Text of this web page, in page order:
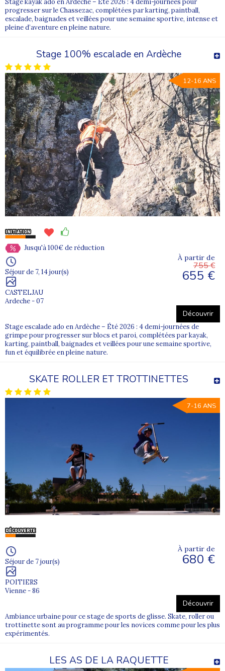
progresser sur le Chassezac, complétées par karting, paintball,
escalade, baignades et veillées pour une semaine sportive, intense et
pleine d’aventure en pleine nature.
Stage 100% escalade en Ardèche
12-16 ANS
Jusqu'à 100€ de réduction
Séjour de 7, 14 jour(s)
CASTELJAU
Ardeche - 07
À partir de
755 €
655 €
Découvrir
Stage escalade ado en Ardèche – Été 2026 : 4 demi-journées de
grimpe pour progresser sur blocs et paroi, complétées par kayak,
karting, paintball, baignades et veillées pour une semaine sportive,
fun et équilibrée en pleine nature.
SKATE ROLLER ET TROTTINETTES
7-16 ANS
Séjour de 7 jour(s)
POITIERS
Vienne - 86
À partir de
680 €
Découvrir
Ambiance urbaine pour ce stage de sports de glisse. Skate, roller ou
trottinette sont au programme pour les novices comme pour les plus
expérimentés.
LES AS DE LA RAQUETTE